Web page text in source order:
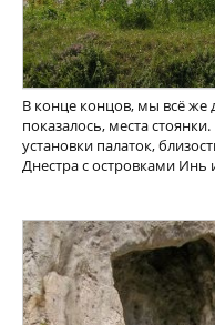
В конце концов, мы всё же
показалось, места
установки палаток,
Днестра с островками Инь